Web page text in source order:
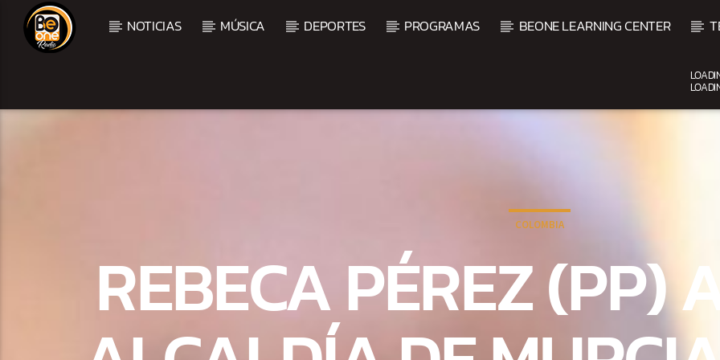
NOTICIAS MÚSICA DEPORTES PROGRAMAS BEONE LEARNING CENTER
UPCOMING SHOW
BACHATA PARA EL
COLOMBIA
REBECA PÉREZ (PP)